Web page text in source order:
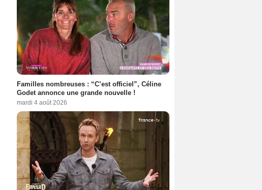
Familles nombreuses : “C’est officiel”, Céline
Godet annonce une grande nouvelle !
mardi 4 août 2026